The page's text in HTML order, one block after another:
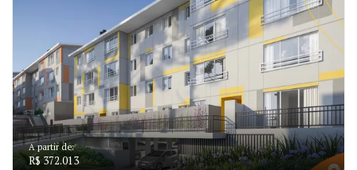
A partir de:
R$ 372.013